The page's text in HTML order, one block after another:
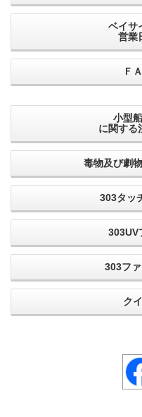
ベイサ
営業
Ｆ
小型
に関する
毒物及び劇
303タッ
303UV
303フ
ク